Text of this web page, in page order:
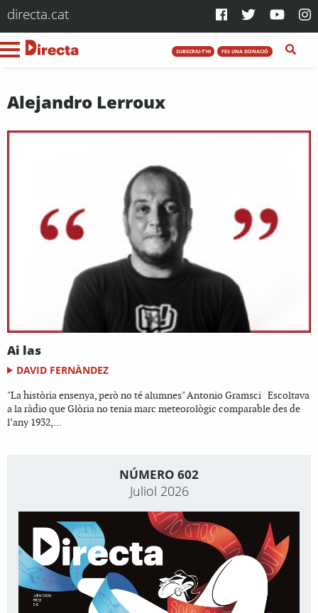
directa.cat
SUBSCRIU-T'HI FES UNA DONACIÓ
Alejandro Lerroux
Ai las
DAVID FERNÀNDEZ
"La història ensenya, però no té alumnes" Antonio Gramsci Escoltava
a la ràdio que Glòria no tenia marc meteorològic comparable des de
l’any 1932,...
NÚMERO 602
Juliol 2026